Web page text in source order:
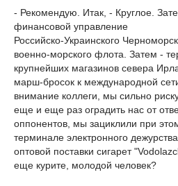
- Рекомендую. Итак, - Круглое.
финансовой управление
Российско-Украинского
военно-морского флота. Затем -
крупнейших магазинов севера
марш-бросок к международной
внимание коллеги, мы сильно
еще и еще раз оградить нас от
оппонентов, мы зациклили при
терминале электронного
оптовой поставки сигарет
еще курите, молодой человек?